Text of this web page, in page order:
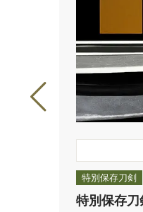
特別保存刀剣
特別保存